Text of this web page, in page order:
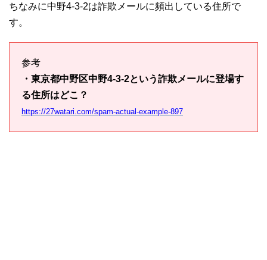
ちなみに中野4-3-2は詐欺メールに頻出している住所で
す。
参考
・東京都中野区中野4-3-2という詐欺メールに登場す
る住所はどこ？
https://27watari.com/spam-actual-example-897